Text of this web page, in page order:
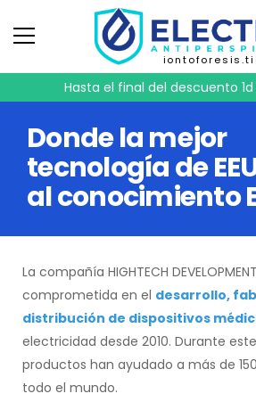
Hasta el final del descuento
Donde la mejor
tecnología de
al conocimiento
La compañía HIGHTECH
comprometida en el desarrollo,
distribución de dispositivos
electricidad desde 2010. Durante
productos han ayudado a más de
todo el mundo.